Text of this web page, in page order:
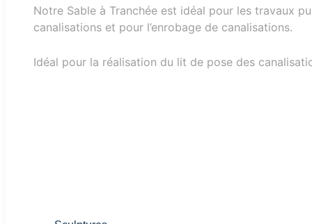
Notre Sable à Tranchée est idéal pour les travaux
canalisations et pour l’enrobage de canalisations.
Idéal pour la réalisation du lit de pose des